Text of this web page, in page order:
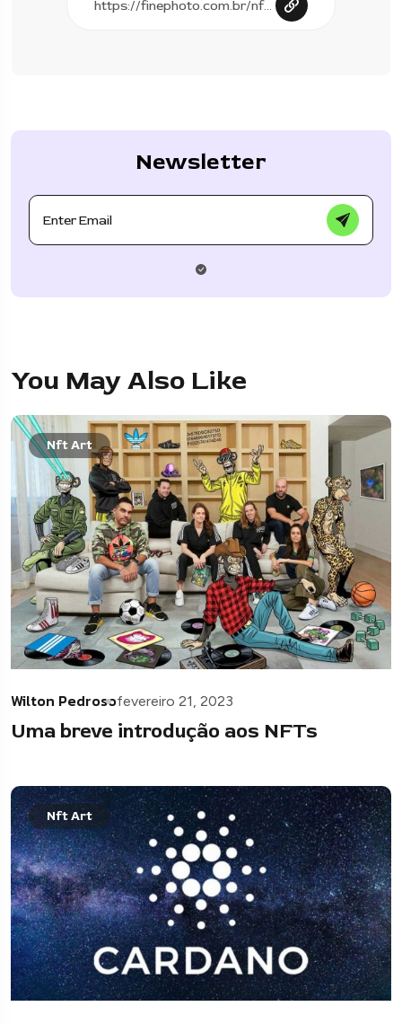
Newsletter
You May Also Like
Nft Art
Wilton Pedrosofevereiro 21, 2023
Uma breve introdução aos NFTs
Nft Art